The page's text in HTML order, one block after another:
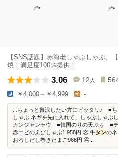
【SNS話題】赤海老しゃぶしゃぶ。
焼！満足度100％提供！
3.06 12 人
￥4,000～￥4,999 -
...ちょっと贅沢したい方にピッタリ♪ ■
しゃぶ ネギを先に入れて、しゃぶしゃぶ
カンジャンセウ ■韓国のりの天ぷら ■テ
赤エビのえびしゃぶ1,958円 ② 牛タンの
おろしだし巻きたまご968円 ④...